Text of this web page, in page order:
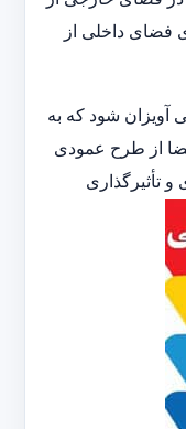
فضای داخلی از
آویزان شود که به
فضا از طرح عمودی
و تأثیرگذاری